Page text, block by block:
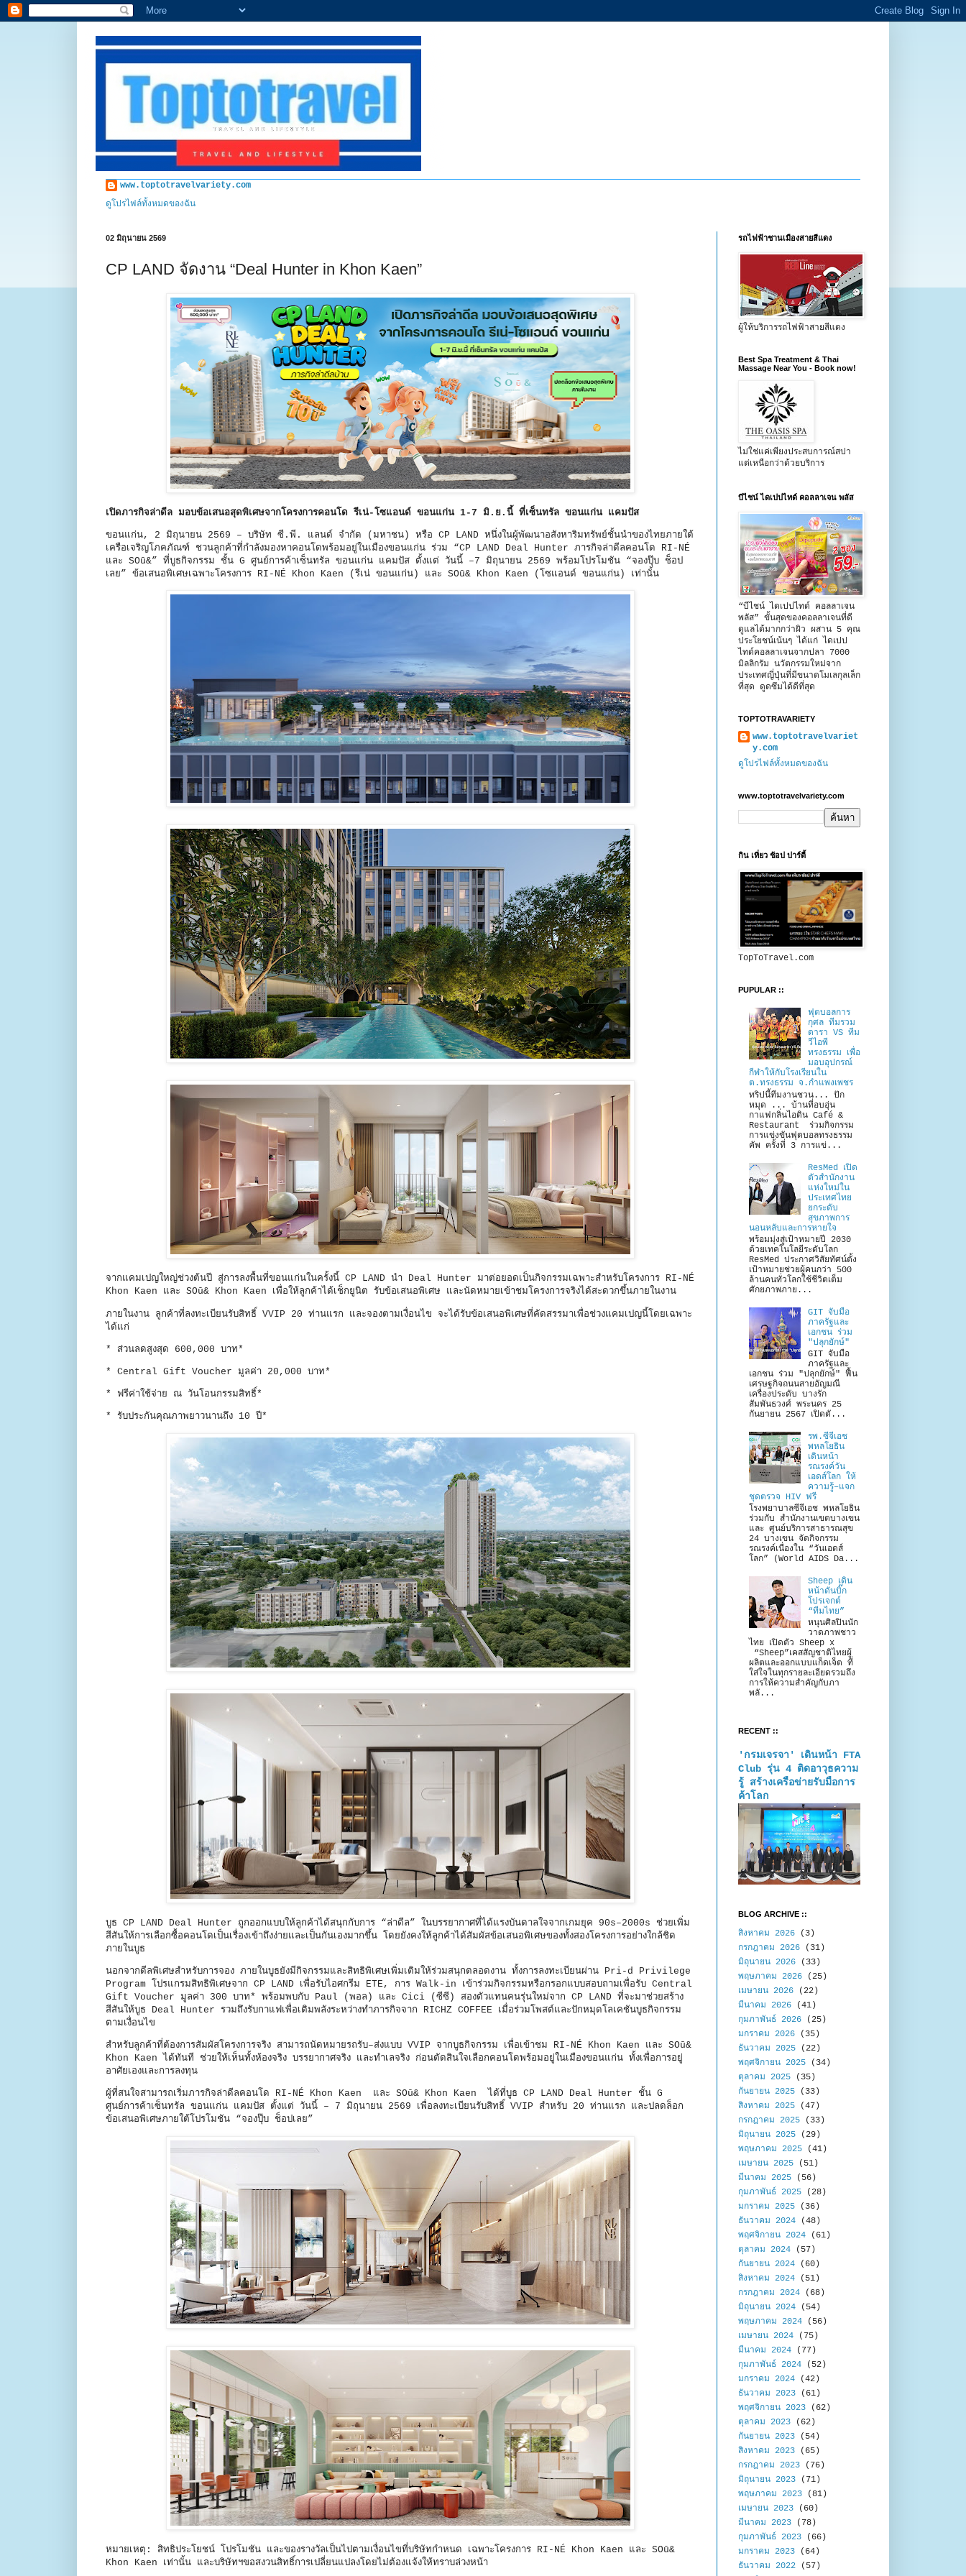
www.toptotravelvariety.com
ดูโปรไฟล์ทั้งหมดของฉัน
02 มิถุนายน 2569
CP LAND จัดงาน “Deal Hunter in Khon Kaen”
เปิดภารกิจล่าดีล มอบข้อเสนอสุดพิเศษจากโครงการคอนโด รีเน่-โซแอนด์ ขอนแก่น 1-7 มิ.ย.นี้ ที่เซ็นทรัล ขอนแก่น แคมปัส
ขอนแก่น, 2 มิถุนายน 2569 – บริษัท ซี.พี. แลนด์ จำกัด (มหาชน) หรือ CP LAND หนึ่งในผู้พัฒนาอสังหาริมทรัพย์ชั้นนำของไทยภายใต้
เครือเจริญโภคภัณฑ์ ชวนลูกค้าที่กำลังมองหาคอนโดพร้อมอยู่ในเมืองขอนแก่น ร่วม “CP LAND Deal Hunter ภารกิจล่าดีลคอนโด RI-NÉ
และ SOū&” ที่บูธกิจกรรม ชั้น G ศูนย์การค้าเซ็นทรัล ขอนแก่น แคมปัส ตั้งแต่ วันนี้ –7 มิถุนายน 2569 พร้อมโปรโมชัน “จองปุ๊บ ช็อป
เลย” ข้อเสนอพิเศษเฉพาะโครงการ RI-NÉ Khon Kaen (รีเน่ ขอนแก่น) และ SOū& Khon Kaen (โซแอนด์ ขอนแก่น) เท่านั้น
จากแคมเปญใหญ่ช่วงต้นปี สู่การลงพื้นที่ขอนแก่นในครั้งนี้ CP LAND นำ Deal Hunter มาต่อยอดเป็นกิจกรรมเฉพาะสำหรับโครงการ RI-NÉ
Khon Kaen และ SOū& Khon Kaen เพื่อให้ลูกค้าได้เช็กยูนิต รับข้อเสนอพิเศษ และนัดหมายเข้าชมโครงการจริงได้สะดวกขึ้นภายในงาน
ภายในงาน ลูกค้าที่ลงทะเบียนรับสิทธิ์ VVIP 20 ท่านแรก และจองตามเงื่อนไข จะได้รับข้อเสนอพิเศษที่คัดสรรมาเพื่อช่วงแคมเปญนี้โดยเฉพาะ
ได้แก่
* ส่วนลดสูงสุด 600,000 บาท*
* Central Gift Voucher มูลค่า 20,000 บาท*
* ฟรีค่าใช้จ่าย ณ วันโอนกรรมสิทธิ์*
* รับประกันคุณภาพยาวนานถึง 10 ปี*
บูธ CP LAND Deal Hunter ถูกออกแบบให้ลูกค้าได้สนุกกับการ “ล่าดีล” ในบรรยากาศที่ได้แรงบันดาลใจจากเกมยุค 90s–2000s ช่วยเพิ่ม
สีสันให้การเลือกซื้อคอนโดเป็นเรื่องเข้าถึงง่ายและเป็นกันเองมากขึ้น โดยยังคงให้ลูกค้าได้สัมผัสข้อเสนอพิเศษของทั้งสองโครงการอย่างใกล้ชิด
ภายในบูธ
นอกจากดีลพิเศษสำหรับการจอง ภายในบูธยังมีกิจกรรมและสิทธิพิเศษเพิ่มเติมให้ร่วมสนุกตลอดงาน ทั้งการลงทะเบียนผ่าน Pri-d Privilege
Program โปรแกรมสิทธิพิเศษจาก CP LAND เพื่อรับไอศกรีม ETE, การ Walk-in เข้าร่วมกิจกรรมหรือกรอกแบบสอบถามเพื่อรับ Central
Gift Voucher มูลค่า 300 บาท* พร้อมพบกับ Paul (พอล) และ Cici (ซีซี) สองตัวแทนคนรุ่นใหม่จาก CP LAND ที่จะมาช่วยสร้าง
สีสันให้บูธ Deal Hunter รวมถึงรับกาแฟเพื่อเติมพลังระหว่างทำภารกิจจาก RICHZ COFFEE เมื่อร่วมโพสต์และปักหมุดโลเคชันบูธกิจกรรม
ตามเงื่อนไข
สำหรับลูกค้าที่ต้องการสัมผัสโครงการจริง สามารถนัดหมายรถรับ–ส่งแบบ VVIP จากบูธกิจกรรม เพื่อเข้าชม RI-NÉ Khon Kaen และ SOū&
Khon Kaen ได้ทันที ช่วยให้เห็นทั้งห้องจริง บรรยากาศจริง และทำเลจริง ก่อนตัดสินใจเลือกคอนโดพร้อมอยู่ในเมืองขอนแก่น ทั้งเพื่อการอยู่
อาศัยเองและการลงทุน
ผู้ที่สนใจสามารถเริ่มภารกิจล่าดีลคอนโด RI-NÉ Khon Kaen และ SOū& Khon Kaen ได้ที่บูธ CP LAND Deal Hunter ชั้น G
ศูนย์การค้าเซ็นทรัล ขอนแก่น แคมปัส ตั้งแต่ วันนี้ – 7 มิถุนายน 2569 เพื่อลงทะเบียนรับสิทธิ์ VVIP สำหรับ 20 ท่านแรก และปลดล็อก
ข้อเสนอพิเศษภายใต้โปรโมชัน “จองปุ๊บ ช็อปเลย”
หมายเหตุ: สิทธิประโยชน์ โปรโมชัน และของรางวัลเป็นไปตามเงื่อนไขที่บริษัทกำหนด เฉพาะโครงการ RI-NÉ Khon Kaen และ SOū&
Khon Kaen เท่านั้น และบริษัทฯขอสงวนสิทธิ์การเปลี่ยนแปลงโดยไม่ต้องแจ้งให้ทราบล่วงหน้า
รถไฟฟ้าชานเมืองสายสีแดง
ผู้ให้บริการรถไฟฟ้าสายสีแดง
Best Spa Treatment & Thai
Massage Near You - Book now!
ไม่ใช่แค่เพียงประสบการณ์สปา
แต่เหนือกว่าด้วยบริการ
บีไชน์ ไดเปปไทด์ คอลลาเจน พลัส
“บีไชน์ ไดเปปไทด์ คอลลาเจน
พลัส” ขั้นสุดของคอลลาเจนที่ดี
ดูแลได้มากกว่าผิว ผสาน 5 คุณ
ประโยชน์เน้นๆ ได้แก่ ไดเปป
ไทด์คอลลาเจนจากปลา 7000
มิลลิกรัม นวัตกรรมใหม่จาก
ประเทศญี่ปุ่นที่มีขนาดโมเลกุลเล็ก
ที่สุด ดูดซึมได้ดีที่สุด
TOPTOTRAVARIETY
www.toptotravelvariet
y.com
ดูโปรไฟล์ทั้งหมดของฉัน
www.toptotravelvariety.com
กิน เที่ยว ช้อป ปาร์ตี้
TopToTravel.com
PUPULAR ::
ฟุตบอลการ
กุศล ทีมรวม
ดารา VS ทีม
วีไอพี
ทรงธรรม เพื่อ
มอบอุปกรณ์
กีฬาให้กับโรงเรียนใน
ต.ทรงธรรม จ.กำแพงเพชร
ทริปนี้ทีมงานชวน... ปัก
หมุด ... บ้านที่อบอุ่น
กาแฟกลิ่นไอดิน Café &
Restaurant ร่วมกิจกรรม
การแข่งขันฟุตบอลทรงธรรม
คัพ ครั้งที่ 3 การแข่...
ResMed เปิด
ตัวสำนักงาน
แห่งใหม่ใน
ประเทศไทย
ยกระดับ
สุขภาพการ
นอนหลับและการหายใจ
พร้อมมุ่งสู่เป้าหมายปี 2030
ด้วยเทคโนโลยีระดับโลก
ResMed ประกาศวิสัยทัศน์ตั้ง
เป้าหมายช่วยผู้คนกว่า 500
ล้านคนทั่วโลกใช้ชีวิตเต็ม
ศักยภาพภาย...
GIT จับมือ
ภาครัฐและ
เอกชน ร่วม
"ปลุกยักษ์"
GIT จับมือ
ภาครัฐและ
เอกชน ร่วม "ปลุกยักษ์" ฟื้น
เศรษฐกิจถนนสายอัญมณี
เครื่องประดับ บางรัก
สัมพันธวงศ์ พระนคร 25
กันยายน 2567 เปิดตั...
รพ.ซีจีเอช
พหลโยธิน
เดินหน้า
รณรงค์วัน
เอดส์โลก ให้
ความรู้–แจก
ชุดตรวจ HIV ฟรี
โรงพยาบาลซีจีเอช พหลโยธิน
ร่วมกับ สำนักงานเขตบางเขน
และ ศูนย์บริการสาธารณสุข
24 บางเขน จัดกิจกรรม
รณรงค์เนื่องใน “วันเอดส์
โลก” (World AIDS Da...
Sheep เดิน
หน้าดันบิ๊ก
โปรเจกต์
“ทีมไทย”
หนุนศิลปินนัก
วาดภาพชาว
ไทย เปิดตัว Sheep x
“Sheep”เคสสัญชาติไทยผู้
ผลิตและออกแบบแก็ดเจ็ต ที่
ใส่ใจในทุกรายละเอียดรวมถึง
การให้ความสำคัญกับภา
พลั...
RECENT ::
'กรมเจรจา' เดินหน้า FTA
Club รุ่น 4 ติดอาวุธความ
รู้ สร้างเครือข่ายรับมือการ
ค้าโลก
BLOG ARCHIVE ::
สิงหาคม 2026 (3)
กรกฎาคม 2026 (31)
มิถุนายน 2026 (33)
พฤษภาคม 2026 (25)
เมษายน 2026 (22)
มีนาคม 2026 (41)
กุมภาพันธ์ 2026 (25)
มกราคม 2026 (35)
ธันวาคม 2025 (22)
พฤศจิกายน 2025 (34)
ตุลาคม 2025 (35)
กันยายน 2025 (33)
สิงหาคม 2025 (47)
กรกฎาคม 2025 (33)
มิถุนายน 2025 (29)
พฤษภาคม 2025 (41)
เมษายน 2025 (51)
มีนาคม 2025 (56)
กุมภาพันธ์ 2025 (28)
มกราคม 2025 (36)
ธันวาคม 2024 (48)
พฤศจิกายน 2024 (61)
ตุลาคม 2024 (57)
กันยายน 2024 (60)
สิงหาคม 2024 (51)
กรกฎาคม 2024 (68)
มิถุนายน 2024 (54)
พฤษภาคม 2024 (56)
เมษายน 2024 (75)
มีนาคม 2024 (77)
กุมภาพันธ์ 2024 (52)
มกราคม 2024 (42)
ธันวาคม 2023 (61)
พฤศจิกายน 2023 (62)
ตุลาคม 2023 (62)
กันยายน 2023 (54)
สิงหาคม 2023 (65)
กรกฎาคม 2023 (76)
มิถุนายน 2023 (71)
พฤษภาคม 2023 (81)
เมษายน 2023 (60)
มีนาคม 2023 (78)
กุมภาพันธ์ 2023 (66)
มกราคม 2023 (64)
ธันวาคม 2022 (57)